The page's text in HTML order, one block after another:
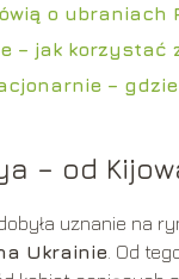
o ubraniach
– jak korzystać
–
– od
uznanie na
Ukrainie . Od